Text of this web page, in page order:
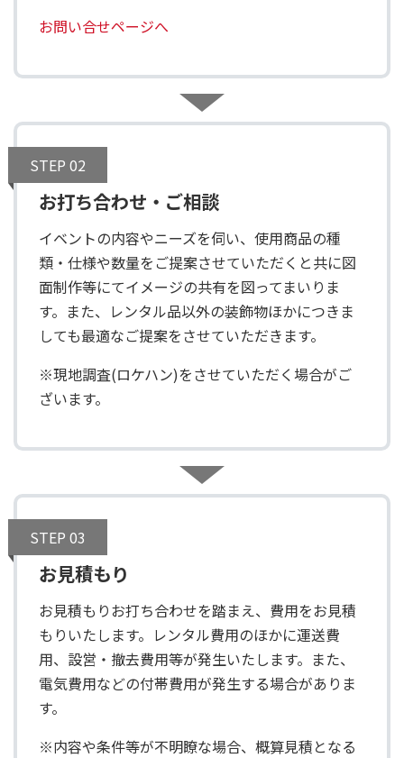
お問い合せページへ
STEP 02
お打ち合わせ・ご相談
イベントの内容やニーズを伺い、使用商品の種
類・仕様や数量をご提案させていただくと共に図
面制作等にてイメージの共有を図ってまいりま
す。また、レンタル品以外の装飾物ほかにつきま
しても最適なご提案をさせていただきます。
※現地調査(ロケハン)をさせていただく場合がご
ざいます。
STEP 03
お見積もり
お見積もりお打ち合わせを踏まえ、費用をお見積
もりいたします。レンタル費用のほかに運送費
用、設営・撤去費用等が発生いたします。また、
電気費用などの付帯費用が発生する場合がありま
す。
※内容や条件等が不明瞭な場合、概算見積となる